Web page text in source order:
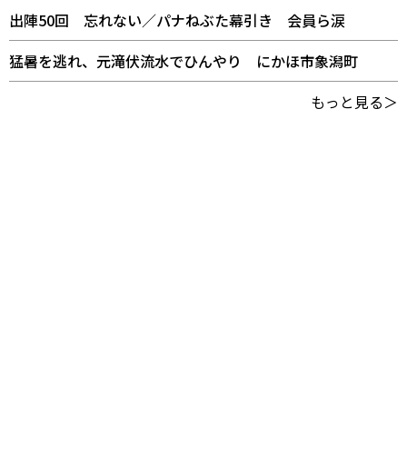
出陣50回 忘れない／パナねぶた幕引き 会員ら涙
猛暑を逃れ、元滝伏流水でひんやり にかほ市象潟町
もっと見る＞